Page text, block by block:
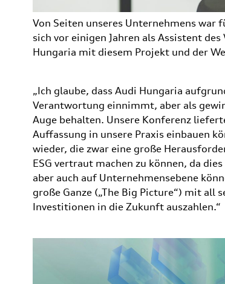
Von Seiten unseres Unternehmens
sich vor einigen Jahren als Assistent
Hungaria mit diesem Projekt und der
„Ich glaube, dass Audi Hungaria
Verantwortung einnimmt, aber als
Auge behalten. Unsere Konferenz
Auffassung in unsere Praxis einbauen
wieder, die zwar eine große
ESG vertraut machen zu können, da
aber auch auf Unternehmensebene
große Ganze („The Big Picture“) mit all
Investitionen in die Zukunft auszahlen.“